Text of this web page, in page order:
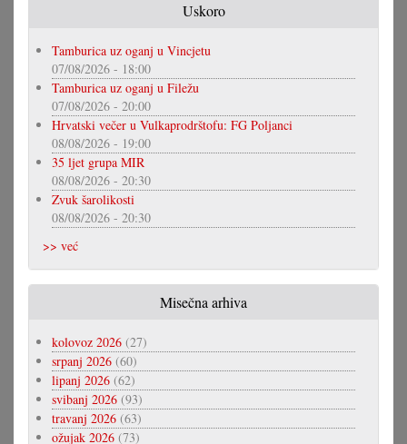
Uskoro
Tamburica uz oganj u Vincjetu
07/08/2026 - 18:00
Tamburica uz oganj u Filežu
07/08/2026 - 20:00
Hrvatski večer u Vulkaprodrštofu: FG Poljanci
08/08/2026 - 19:00
35 ljet grupa MIR
08/08/2026 - 20:30
Zvuk šarolikosti
08/08/2026 - 20:30
>> već
Misečna arhiva
kolovoz 2026 (27)
srpanj 2026 (60)
lipanj 2026 (62)
svibanj 2026 (93)
travanj 2026 (63)
ožujak 2026 (73)